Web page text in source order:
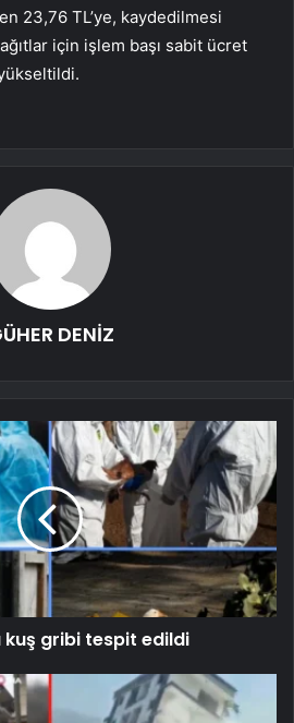
23,76 TL’ye, kaydedilmesi
için işlem başı sabit ücret
DENİZ
kuş gribi tespit edildi